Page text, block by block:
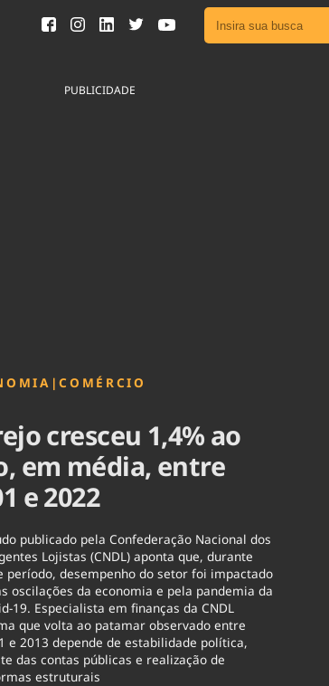
Ver todas
PUBLICIDADE
|COMÉRCIO
cresceu 1,4% ao
em média, entre
e 2022
publicado pela Confederação Nacional dos
Lojistas (CNDL) aponta que, durante
período, desempenho do setor foi impactado
oscilações da economia e pela pandemia da
19. Especialista em finanças da CNDL
que volta ao patamar observado entre
e 2013 depende de estabilidade política,
das contas públicas e realização de
estruturais